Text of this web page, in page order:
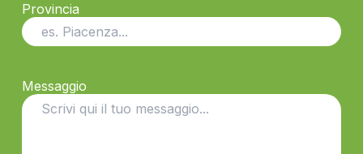
Provincia
Messaggio